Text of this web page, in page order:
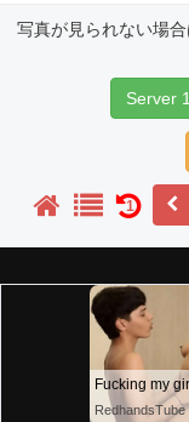
写真が見られない場
Server 1
1